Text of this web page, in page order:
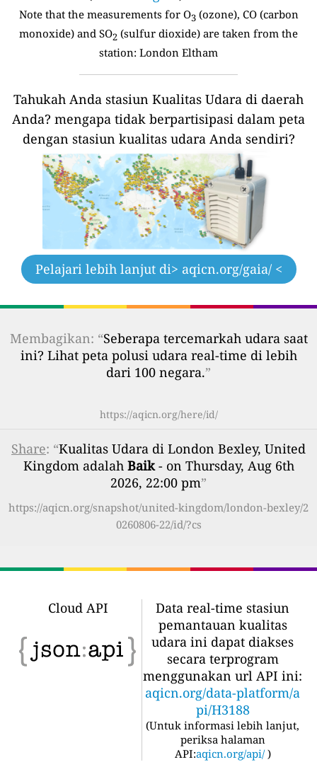
Note that the measurements for O3(ozone), CO (carbon
monoxide) and SO2 (sulfur dioxide) are taken from the
station: London Eltham
Tahukah Anda stasiun Kualitas Udara di daerah
Anda? mengapa tidak berpartisipasi dalam peta
dengan stasiun kualitas udara Anda sendiri?
Pelajari lebih lanjut di> aqicn.org/gaia/ <
Membagikan: “Seberapa tercemarkah udara saat
ini? Lihat peta polusi udara real-time di lebih
dari 100 negara.”
https://aqicn.org/here/id/
Share: “Kualitas Udara di London Bexley, United
Kingdom adalah Baik- on Thursday, Aug 6th
2026, 22:00 pm”
https://aqicn.org/snapshot/united-kingdom/london-bexley/2
0260806-22/id/?cs
Cloud API
Data real-time stasiun
pemantauan kualitas
udara ini dapat diakses
secara terprogram
menggunakan url API ini:
aqicn.org/data-platform/a
pi/H3188
(Untuk informasi lebih lanjut,
periksa halaman
API:aqicn.org/api/ )